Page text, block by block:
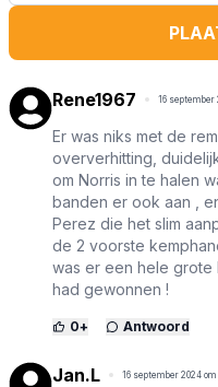
Rene1967 16 september
Er was niks met de
oververhitting,
om Norris in te halen
banden er ook aan ,
Perez die het slim
de 2 voorste
was er een hele
had gewonnen !
0+ Antwoord
Jan.L 16 september 2024 om